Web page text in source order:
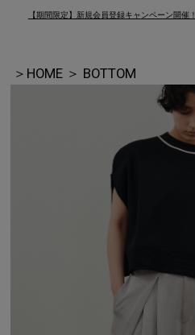
【期間限定】新規会員登録キャンペーン開催！
＞ HOME ＞ BOTTOM